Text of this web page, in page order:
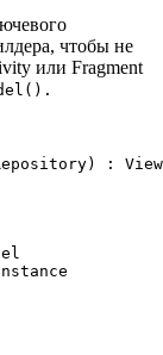
чтобы не
или Fragment
: